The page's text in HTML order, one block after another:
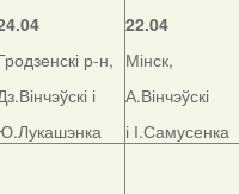
р-н,
і
22.04
Мінск,
А.Вінчэўскі
і І.Самусенка